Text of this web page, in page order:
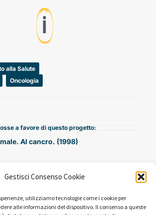
Gestisci Consenso Cookie
utilizziamo tecnologie come i cookie per
alle informazioni del dispositivo. Il consenso a queste
ℹ️
alla Salute
Oncologia
a favore di questo progetto:
Al cancro. (1998)